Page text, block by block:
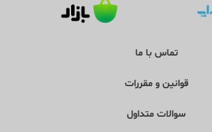
اجاره آپارتمان در نوشهر
تماس با ما
قوانین و مقررات
سوالات متداول